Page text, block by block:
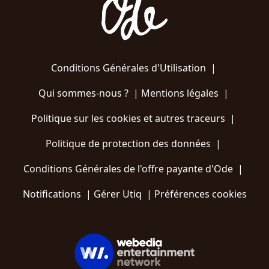
Conditions Générales d'Utilisation |
Qui sommes-nous ?| Mentions légales |
Politique sur les cookies et autres traceurs |
Politique de protection des données |
Conditions Générales de l'offre payante d'Ode |
Notifications | Gérer Utiq | Préférences cookies